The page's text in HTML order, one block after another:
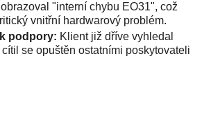
"interní chybu EO31", což
vnitřní hardwarový problém.
podpory: Klient již dříve vyhledal
se opuštěn ostatními poskytovateli